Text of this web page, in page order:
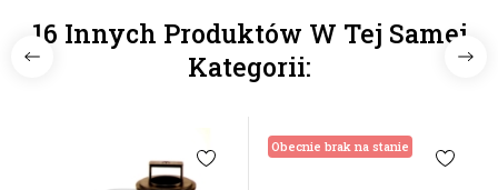
16 Innych Produktów W Tej Samej
Kategorii:
Obecnie brak na stanie